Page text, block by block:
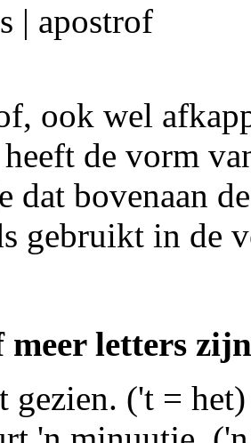
| apostrof
ook wel
de vorm
dat bovenaan
gebruikt in de
meer letters
gezien. ('t = het)